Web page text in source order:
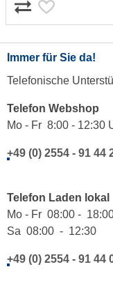
Immer für Sie da!
Telefonische
Telefon Webshop
Mo - Fr 8:00 - 12:30
+49 (0) 2554 - 91 44
Telefon Laden lokal
Mo - Fr 08:00 -
Sa 08:00 - 12:30
+49 (0) 2554 - 91 44